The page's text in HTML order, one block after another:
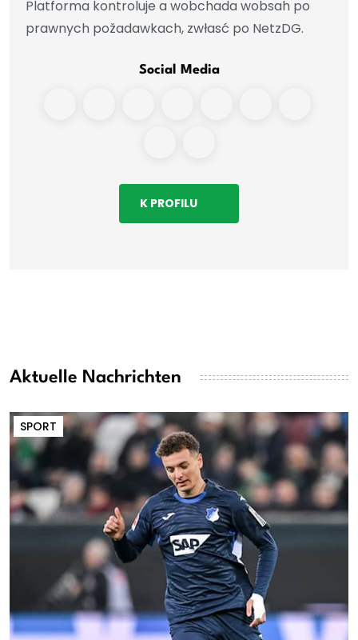
Platforma kontroluje a wobchada wobsah po
prawnych požadawkach, zwłasć po NetzDG.
Social Media
K PROFILU
Aktuelle Nachrichten
SPORT